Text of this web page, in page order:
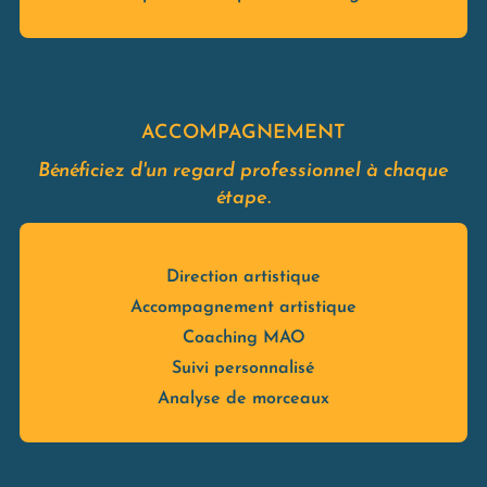
ACCOMPAGNEMENT
Bénéficiez d'un regard professionnel à chaque
étape.
Direction artistique
Accompagnement artistique
Coaching MAO
Suivi personnalisé
Analyse de morceaux